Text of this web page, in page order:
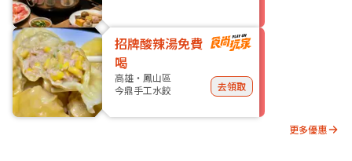
招牌酸辣湯免費
喝
高雄・鳳山區
今鼎手工水餃
去領取
更多優惠